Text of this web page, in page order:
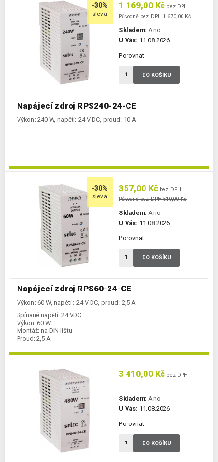
-30%
sleva
Napájecí zdroj RPS240-24-CE
Výkon: 240 W, napětí: 24 V DC, proud: 10 A
1 169,00 Kč bez DPH
Původně bez DPH 1 670,00 Kč
Skladem: Ano
U Vás: 11.08.2026
Porovnat
DO KOŠÍKU
-30%
sleva
Napájecí zdroj RPS60-24-CE
Výkon: 60 W, napětí : 24 V DC, proud: 2,5 A
Spínané napětí: 24 VDC
Výkon: 60 W
Montáž: na DIN lištu
Proud: 2,5 A
357,00 Kč bez DPH
Původně bez DPH 510,00 Kč
Skladem: Ano
U Vás: 11.08.2026
Porovnat
DO KOŠÍKU
3 410,00 Kč bez DPH
Skladem: Ano
U Vás: 11.08.2026
Porovnat
DO KOŠÍKU